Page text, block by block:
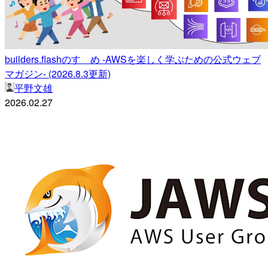
builders.flashのすゝめ -AWSを楽しく学ぶための公式ウェブ
マガジン- (2026.8.3更新)
平野文雄
2026.02.27